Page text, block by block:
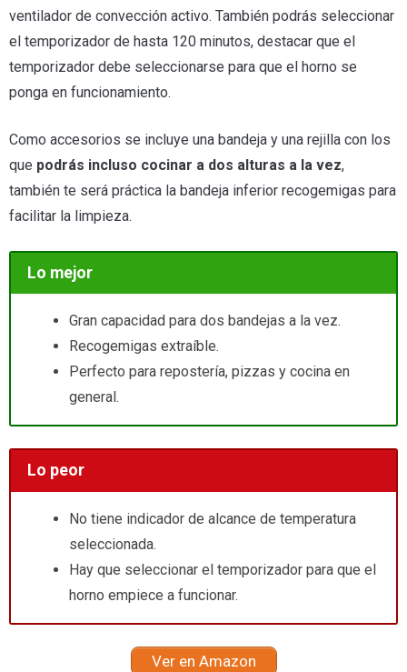
ventilador de convección activo. También podrás seleccionar
el temporizador de hasta 120 minutos, destacar que el
temporizador debe seleccionarse para que el horno se
ponga en funcionamiento.
Como accesorios se incluye una bandeja y una rejilla con los
que podrás incluso cocinar a dos alturas a la vez,
también te será práctica la bandeja inferior recogemigas para
facilitar la limpieza.
Lo mejor
Gran capacidad para dos bandejas a la vez.
Recogemigas extraíble.
Perfecto para repostería, pizzas y cocina en
general.
Lo peor
No tiene indicador de alcance de temperatura
seleccionada.
Hay que seleccionar el temporizador para que el
horno empiece a funcionar.
Ver en Amazon